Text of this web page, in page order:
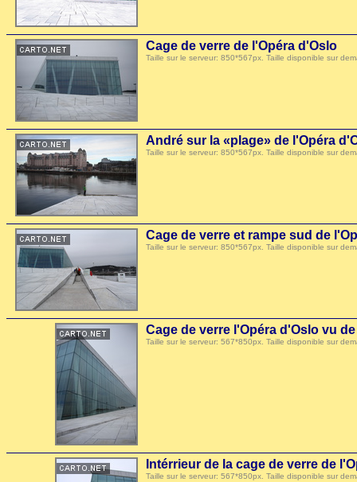
Cage de verre de l'Opéra d'Oslo
Taille sur le serveur: 850*567px. Taille disponible sur
André sur la «plage» de l'Opéra
Taille sur le serveur: 850*567px. Taille disponible sur
Cage de verre et rampe sud de
Taille sur le serveur: 850*567px. Taille disponible sur
Cage de verre l'Opéra d'Oslo vu
Taille sur le serveur: 567*850px. Taille disponible sur
Intérrieur de la cage de verre de
Taille sur le serveur: 567*850px. Taille disponible sur